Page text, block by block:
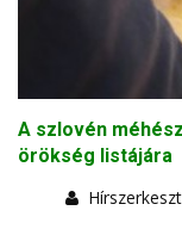
A szlovén
örökség listájára